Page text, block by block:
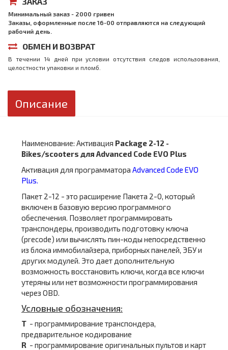
Минимальный заказ - 2000 гривен
Заказы, оформленные после 16-00 отправляются на следующий
рабочий день.
ОБМЕН И ВОЗВРАТ
В течении 14 дней при условии отсутствия следов использования,
целостности упаковки и пломб.
Описание
Наименование: Активация Package 2-12 -
Bikes/scooters для Advanced Code EVO Plus
Активация для программатора Advanced Code EVO
Plus.
Пакет 2-12 - это расширение Пакета 2-0, который
включен в базовую версию программного
обеспечения. Позволяет программировать
транспондеры, производить подготовку ключа
(precode) или вычислять пин-коды непосредственно
из блока иммобилайзера, приборных панелей, ЭБУ и
других модулей. Это дает дополнительную
возможность восстановить ключи, когда все ключи
утеряны или нет возможности программирования
через OBD.
Условные обозначения:
T - программирование транспондера,
предварительное кодирование
R - программирование оригинальных пультов и карт